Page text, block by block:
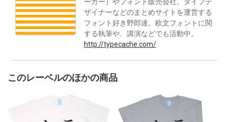
ザイナーなどのまとめサイトを運営する
フォント好き野郎達。欧文フォントに関
する執筆や、講演などでも活動中。
http://typecache.com/
このレーベルのほかの商品